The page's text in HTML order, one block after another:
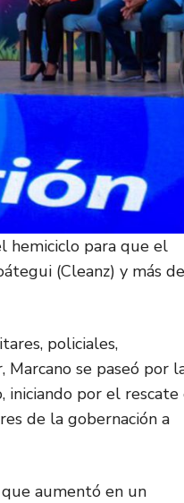
hemiciclo para que el
(Cleanz) y más
policiales,
se paseó por
iniciando por el rescate
de la gobernación a
aumentó en un